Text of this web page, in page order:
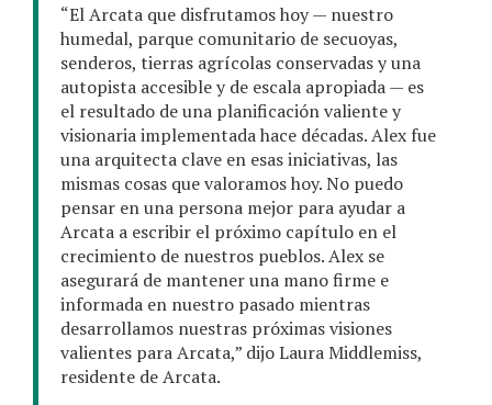
“El Arcata que disfrutamos hoy — nuestro
humedal, parque comunitario de secuoyas,
senderos, tierras agrícolas conservadas y una
autopista accesible y de escala apropiada — es
el resultado de una planificación valiente y
visionaria implementada hace décadas. Alex fue
una arquitecta clave en esas iniciativas, las
mismas cosas que valoramos hoy. No puedo
pensar en una persona mejor para ayudar a
Arcata a escribir el próximo capítulo en el
crecimiento de nuestros pueblos. Alex se
asegurará de mantener una mano firme e
informada en nuestro pasado mientras
desarrollamos nuestras próximas visiones
valientes para Arcata,” dijo Laura Middlemiss,
residente de Arcata.